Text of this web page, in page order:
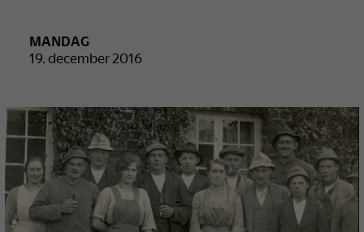
MANDAG
19. december 2016